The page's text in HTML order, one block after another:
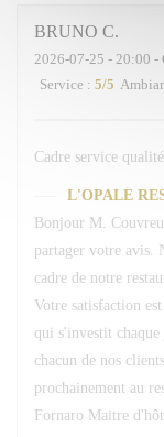
BRUNO C
2026-07-25 - 20:00 -
Service : 5/5
Cadre service
L'OPALE
Bonjour M.
partager votre avis.
cadre de notre
Votre satisfaction
qui s'investit
chacun de nos
prochainement au
Fornaro Maitre